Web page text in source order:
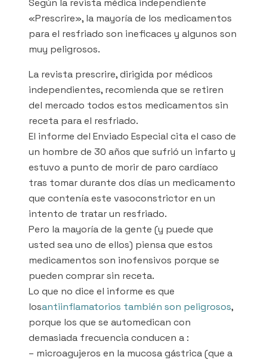
Según la revista médica independiente
«Prescrire», la mayoría de los medicamentos
para el resfriado son ineficaces y algunos son
muy peligrosos.
La revista prescrire, dirigida por médicos
independientes, recomienda que se retiren
del mercado todos estos medicamentos sin
receta para el resfriado.
El informe del Enviado Especial cita el caso de
un hombre de 30 años que sufrió un infarto y
estuvo a punto de morir de paro cardíaco
tras tomar durante dos días un medicamento
que contenía este vasoconstrictor en un
intento de tratar un resfriado.
Pero la mayoría de la gente (y puede que
usted sea uno de ellos) piensa que estos
medicamentos son inofensivos porque se
pueden comprar sin receta.
Lo que no dice el informe es que
losantiinflamatorios también son peligrosos,
porque los que se automedican con
demasiada frecuencia conducen a :
– microagujeros en la mucosa gástrica (que a